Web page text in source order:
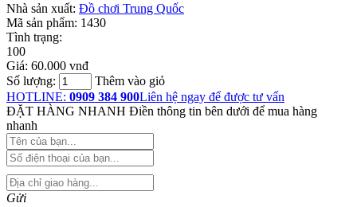
Nhà sản xuất: Đồ chơi Trung Quốc
Mã sản phẩm: 1430
Tình trạng:
100
Giá: 60.000 vnđ
Số lượng:
Thêm vào giỏ
HOTLINE: 0909 384 900Liên hệ ngay để được tư vấn
ĐẶT HÀNG NHANH Điền thông tin bên dưới để mua hàng
nhanh
Gửi